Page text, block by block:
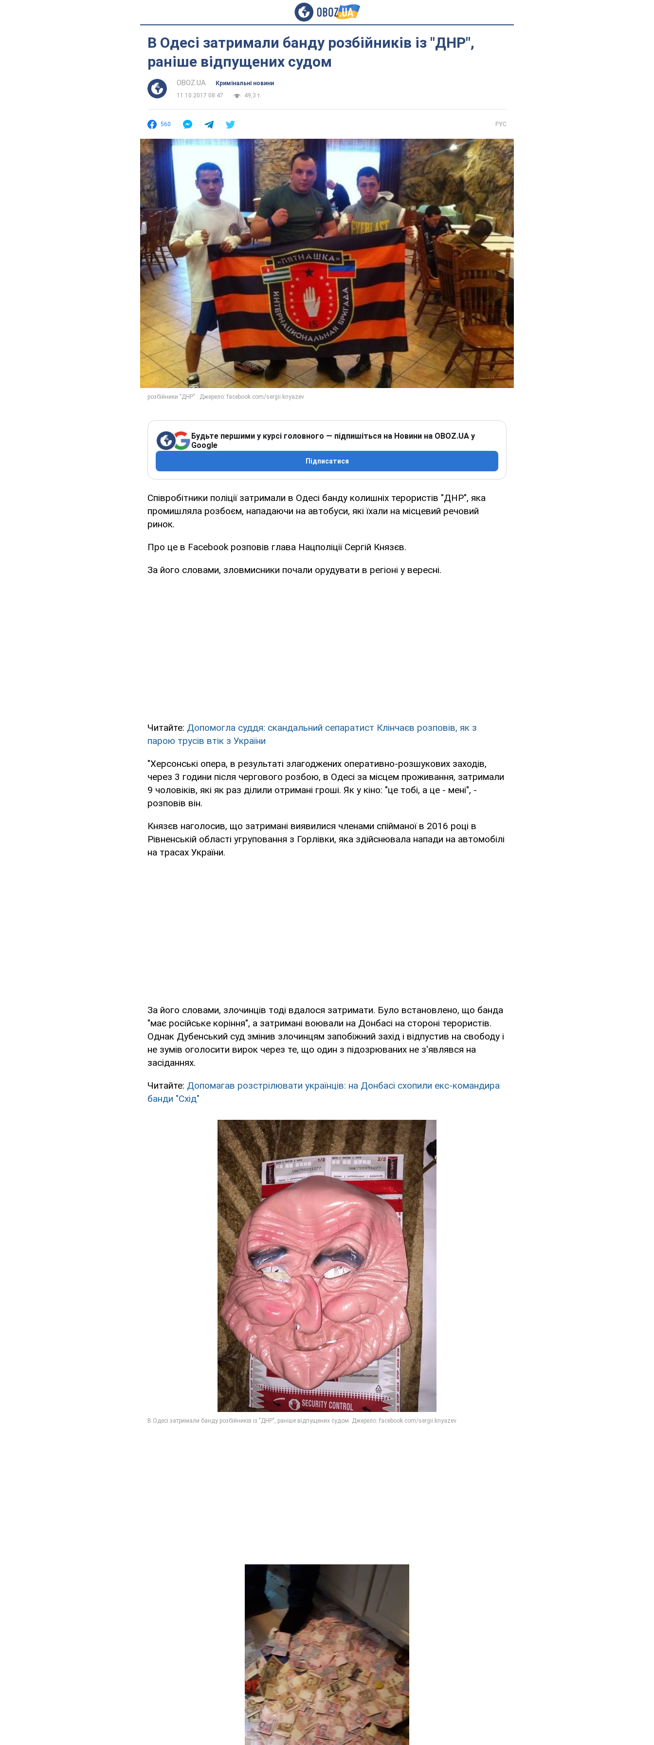
В Одесі затримали банду розбійників із "ДНР",
раніше відпущених судом
OBOZ.UA
Кримінальні новини
11.10.2017 08:47
49,3 т.
560 РУС
Будьте першими у курсі головного — підпишіться на Новини на OBOZ.UA у
Google
Підписатися
Співробітники поліції затримали в Одесі банду колишніх терористів "ДНР", яка
промишляла розбоєм, нападаючи на автобуси, які їхали на місцевий речовий
ринок.
Про це в Facebook розповів глава Нацполіції Сергій Князєв.
За його словами, зловмисники почали орудувати в регіоні у вересні.
Читайте: Допомогла суддя: скандальний сепаратист Клінчаєв розповів, як з
парою трусів втік з України
"Херсонські опера, в результаті злагоджених оперативно-розшукових заходів,
через 3 години після чергового розбою, в Одесі за місцем проживання, затримали
9 чоловіків, які як раз ділили отримані гроші. Як у кіно: "це тобі, а це - мені", -
розповів він.
Князєв наголосив, що затримані виявилися членами спійманої в 2016 році в
Рівненській області угруповання з Горлівки, яка здійснювала напади на автомобілі
на трасах України.
За його словами, злочинців тоді вдалося затримати. Було встановлено, що банда
"має російське коріння", а затримані воювали на Донбасі на стороні терористів.
Однак Дубенський суд змінив злочинцям запобіжний захід і відпустив на свободу і
не зумів оголосити вирок через те, що один з підозрюваних не з'являвся на
засіданнях.
Читайте: Допомагав розстрілювати українців: на Донбасі схопили екс-командира
банди "Схід"